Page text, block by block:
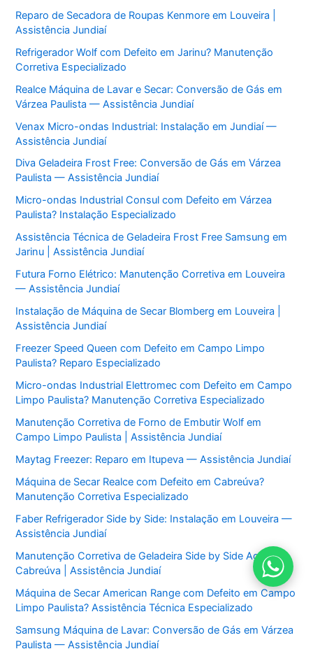
Reparo de Secadora de Roupas Kenmore em Louveira |
Assistência Jundiaí
Refrigerador Wolf com Defeito em Jarinu? Manutenção
Corretiva Especializado
Realce Máquina de Lavar e Secar: Conversão de Gás em
Várzea Paulista — Assistência Jundiaí
Venax Micro-ondas Industrial: Instalação em Jundiaí —
Assistência Jundiaí
Diva Geladeira Frost Free: Conversão de Gás em Várzea
Paulista — Assistência Jundiaí
Micro-ondas Industrial Consul com Defeito em Várzea
Paulista? Instalação Especializado
Assistência Técnica de Geladeira Frost Free Samsung em
Jarinu | Assistência Jundiaí
Futura Forno Elétrico: Manutenção Corretiva em Louveira
— Assistência Jundiaí
Instalação de Máquina de Secar Blomberg em Louveira |
Assistência Jundiaí
Freezer Speed Queen com Defeito em Campo Limpo
Paulista? Reparo Especializado
Micro-ondas Industrial Elettromec com Defeito em Campo
Limpo Paulista? Manutenção Corretiva Especializado
Manutenção Corretiva de Forno de Embutir Wolf em
Campo Limpo Paulista | Assistência Jundiaí
Maytag Freezer: Reparo em Itupeva — Assistência Jundiaí
Máquina de Secar Realce com Defeito em Cabreúva?
Manutenção Corretiva Especializado
Faber Refrigerador Side by Side: Instalação em Louveira —
Assistência Jundiaí
Manutenção Corretiva de Geladeira Side by Side Aga em
Cabreúva | Assistência Jundiaí
Máquina de Secar American Range com Defeito em Campo
Limpo Paulista? Assistência Técnica Especializado
Samsung Máquina de Lavar: Conversão de Gás em Várzea
Paulista — Assistência Jundiaí